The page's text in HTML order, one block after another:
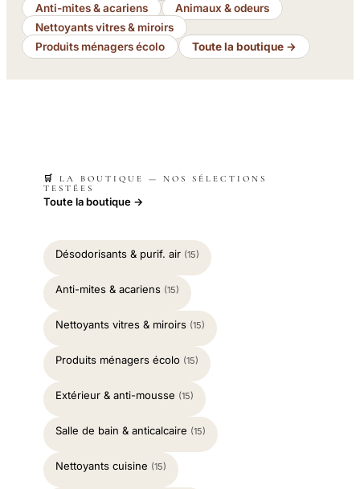
Anti-mites & acariens
Animaux & odeurs
Nettoyants vitres & miroirs
Produits ménagers écolo
Toute la boutique →
🛒 LA BOUTIQUE — NOS SÉLECTIONS
TESTÉES
Toute la boutique →
Désodorisants & purif. air (15)
Anti-mites & acariens (15)
Nettoyants vitres & miroirs (15)
Produits ménagers écolo (15)
Extérieur & anti-mousse (15)
Salle de bain & anticalcaire (15)
Nettoyants cuisine (15)